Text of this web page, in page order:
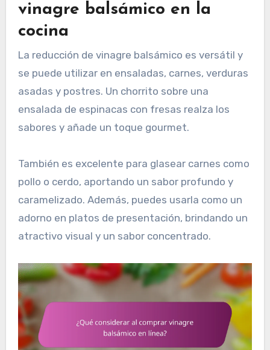
vinagre balsámico en la
cocina
La reducción de vinagre balsámico es versátil y
se puede utilizar en ensaladas, carnes, verduras
asadas y postres. Un chorrito sobre una
ensalada de espinacas con fresas realza los
sabores y añade un toque gourmet.
También es excelente para glasear carnes como
pollo o cerdo, aportando un sabor profundo y
caramelizado. Además, puedes usarla como un
adorno en platos de presentación, brindando un
atractivo visual y un sabor concentrado.